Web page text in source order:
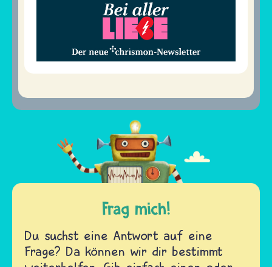
Frag mich!
Du suchst eine Antwort auf eine
Frage? Da können wir dir bestimmt